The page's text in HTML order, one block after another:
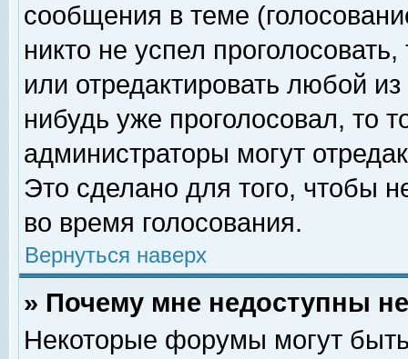
сообщения в теме
никто не успел
или отредактировать любой
нибудь уже проголосовал, то
администраторы могут
Это сделано для того, чтобы
во время голосования.
Вернуться наверх
» Почему мне недоступны
Некоторые форумы могут